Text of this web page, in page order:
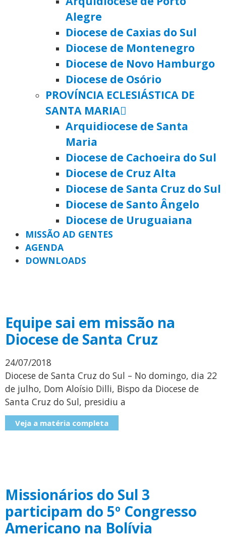
Alegre
Diocese de Caxias do Sul
Diocese de Montenegro
Diocese de Novo Hamburgo
Diocese de Osório
PROVÍNCIA ECLESIÁSTICA DE
SANTA MARIA
Arquidiocese de Santa
Maria
Diocese de Cachoeira do Sul
Diocese de Cruz Alta
Diocese de Santa Cruz do Sul
Diocese de Santo Ângelo
Diocese de Uruguaiana
MISSÃO AD GENTES
AGENDA
DOWNLOADS
Equipe sai em missão na
Diocese de Santa Cruz
24/07/2018
Diocese de Santa Cruz do Sul – No domingo, dia 22
de julho, Dom Aloísio Dilli, Bispo da Diocese de
Santa Cruz do Sul, presidiu a
Veja a matéria completa
Missionários do Sul 3
participam do 5º Congresso
Americano na Bolívia